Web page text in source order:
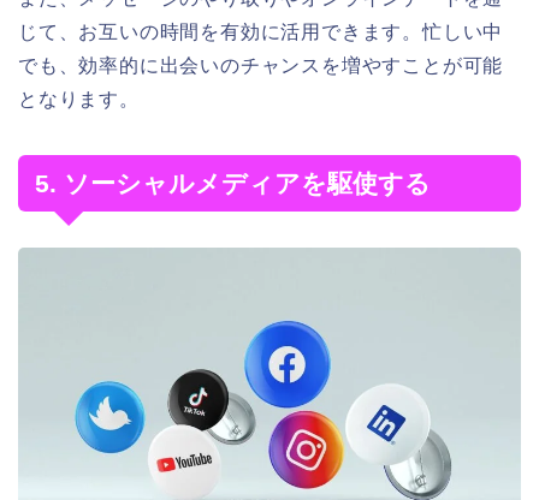
じて、お互いの時間を有効に活用できます。忙しい中
でも、効率的に出会いのチャンスを増やすことが可能
となります。
5. ソーシャルメディアを駆使する